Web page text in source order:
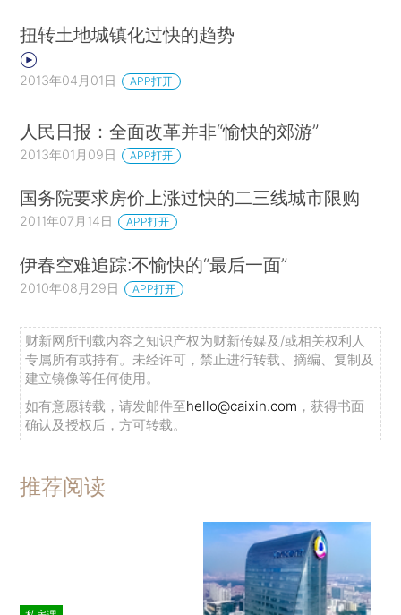
扭转土地城镇化过快的趋势
2013年04月01日 APP打开
人民日报：全面改革并非“愉快的郊游”
2013年01月09日 APP打开
国务院要求房价上涨过快的二三线城市限购
2011年07月14日 APP打开
伊春空难追踪:不愉快的“最后一面”
2010年08月29日 APP打开
财新网所刊载内容之知识产权为财新传媒及/或相关权利人
专属所有或持有。未经许可，禁止进行转载、摘编、复制及
建立镜像等任何使用。
如有意愿转载，请发邮件至hello@caixin.com ，获得书面
确认及授权后，方可转载。
推荐阅读